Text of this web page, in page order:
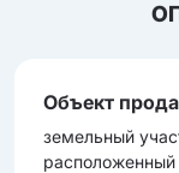
Объект
земельный